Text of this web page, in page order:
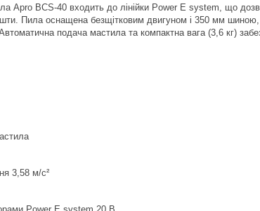
Apro BCS-40 входить до лінійки Power E system, що
Пила оснащена безщітковим двигуном і 350 мм шиною,
подача мастила та компактна вага (3,6 кг)
3,58 м/с²